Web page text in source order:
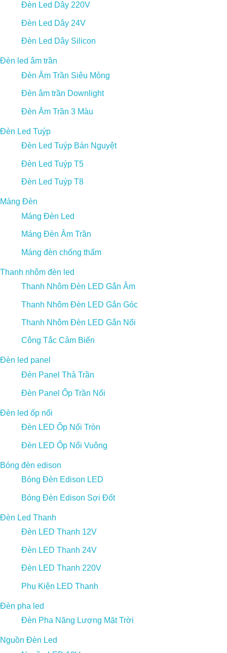
Đèn Led Dây 220V
Đèn Led Dây 24V
Đèn Led Dây Silicon
Đèn led âm trần
Đèn Âm Trần Siêu Mỏng
Đèn âm trần Downlight
Đèn Âm Trần 3 Màu
Đèn Led Tuýp
Đèn Led Tuýp Bán Nguyệt
Đèn Led Tuýp T5
Đèn Led Tuýp T8
Máng Đèn
Máng Đèn Led
Máng Đèn Âm Trần
Máng đèn chống thấm
Thanh nhôm đèn led
Thanh Nhôm Đèn LED Gắn Âm
Thanh Nhôm Đèn LED Gắn Góc
Thanh Nhôm Đèn LED Gắn Nổi
Công Tắc Cảm Biến
Đèn led panel
Đèn Panel Thả Trần
Đèn Panel Ốp Trần Nổi
Đèn led ốp nổi
Đèn LED Ốp Nổi Tròn
Đèn LED Ốp Nổi Vuông
Bóng đèn edison
Bóng Đèn Edison LED
Bóng Đèn Edison Sợi Đốt
Đèn Led Thanh
Đèn LED Thanh 12V
Đèn LED Thanh 24V
Đèn LED Thanh 220V
Phụ Kiện LED Thanh
Đèn pha led
Đèn Pha Năng Lượng Mặt Trời
Nguồn Đèn Led